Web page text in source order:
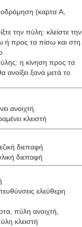
(καρτα A,
την πύλη: κλείστε την
ή προς τα πίσω και στη
η κίνηση προς τα
ανοίξει ξανά μετά το
ανοιχτή.
κλειστή
διεπαφή
διεπαφή
ελεύθερη
πύλη ανοιχτή,
κλειστή